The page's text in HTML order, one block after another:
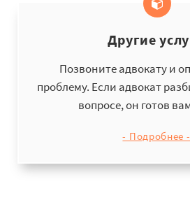
Другие
Позвоните адвокату и
проблему. Если адвокат
вопросе, он готов
- Подробнее -